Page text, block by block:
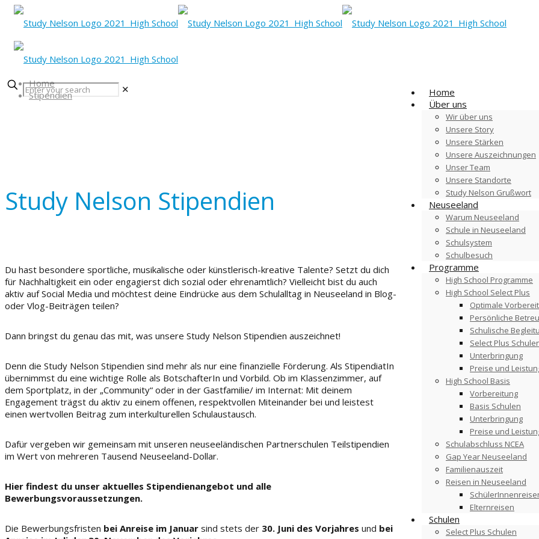
Home
Über uns
Wir über uns
Unsere Story
Unsere Stärken
Unsere Auszeichnungen
Unser Team
Unsere Standorte
Study Nelson Grußwort
Neuseeland
Warum Neuseeland
Schule in Neuseeland
Schulsystem
Schulbesuch
Programme
High School Programme
High School Select Plus
Optimale
Persönliche
Schulische
Select Plus
Unterbringung
Preise und
High School Basis
Vorbereitung
Basis Schulen
Unterbringung
Preise und
Schulabschluss NCEA
Gap Year Neuseeland
Familienauszeit
Reisen in Neuseeland
Elternreisen
Schulen
Select Plus Schulen
✕
Home
Stipendien
Study Nelson Stipendien
Du hast besondere sportliche, musikalische oder künstlerisch-kreative Talente? Setzt du dich
für Nachhaltigkeit ein oder engagierst dich sozial oder ehrenamtlich? Vielleicht bist du auch
aktiv auf Social Media und möchtest deine Eindrücke aus dem Schulalltag in Neuseeland in Blog-
oder Vlog-Beiträgen teilen?
Dann bringst du genau das mit, was unsere Study Nelson Stipendien auszeichnet!
Denn die Study Nelson Stipendien sind mehr als nur eine finanzielle Förderung. Als StipendiatIn
übernimmst du eine wichtige Rolle als BotschafterIn und Vorbild. Ob im Klassenzimmer, auf
dem Sportplatz, in der „Community“ oder in der Gastfamilie/ im Internat: Mit deinem
Engagement trägst du aktiv zu einem offenen, respektvollen Miteinander bei und leistest
einen wertvollen Beitrag zum interkulturellen Schulaustausch.
Dafür vergeben wir gemeinsam mit unseren neuseeländischen Partnerschulen Teilstipendien
im Wert von mehreren Tausend Neuseeland-Dollar.
Hier findest du unser aktuelles Stipendienangebot und alle
Bewerbungsvoraussetzungen.
Die Bewerbungsfristen bei Anreise im Januar sind stets der 30. Juni des Vorjahres und bei